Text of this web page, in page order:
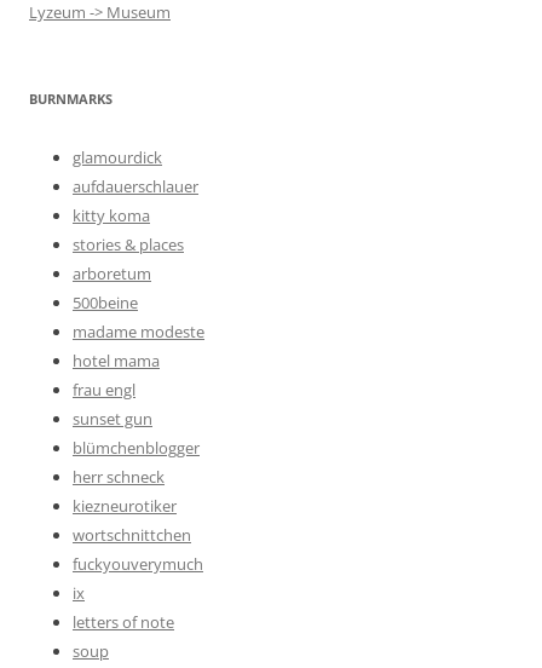
Lyzeum -> Museum
BURNMARKS
glamourdick
aufdauerschlauer
kitty koma
stories & places
arboretum
500beine
madame modeste
hotel mama
frau engl
sunset gun
blümchenblogger
herr schneck
kiezneurotiker
wortschnittchen
fuckyouverymuch
ix
letters of note
soup